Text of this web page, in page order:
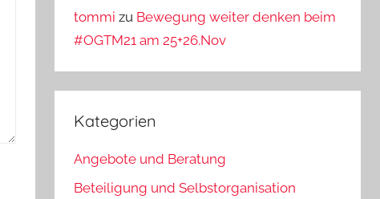
tommi zu Bewegung weiter denken beim
#OGTM21 am 25+26.Nov
Kategorien
Angebote und Beratung
Beteiligung und Selbstorganisation